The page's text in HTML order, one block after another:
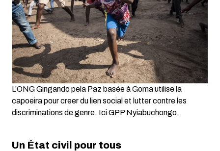
L’ONG Gingando pela Paz basée à Goma utilise la
capoeira pour creer du lien social et lutter contre les
discriminations de genre. Ici GPP Nyiabuchongo.
Un État civil pour tous